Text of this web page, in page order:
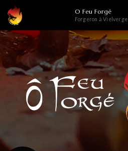
contenu
principal
O Feu Forgé
Forgeron à Vielverge